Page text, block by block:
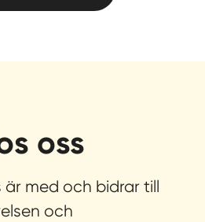
oss
är med och bidrar till
och